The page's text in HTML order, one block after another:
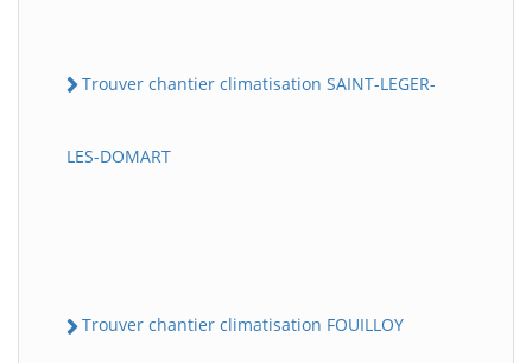
Trouver chantier climatisation SAINT-LEGER-
LES-DOMART
Trouver chantier climatisation FOUILLOY